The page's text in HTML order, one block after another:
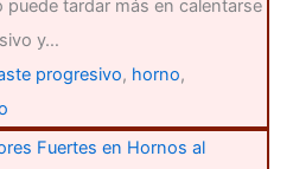
tardar más en calentarse
y…
progresivo, horno,